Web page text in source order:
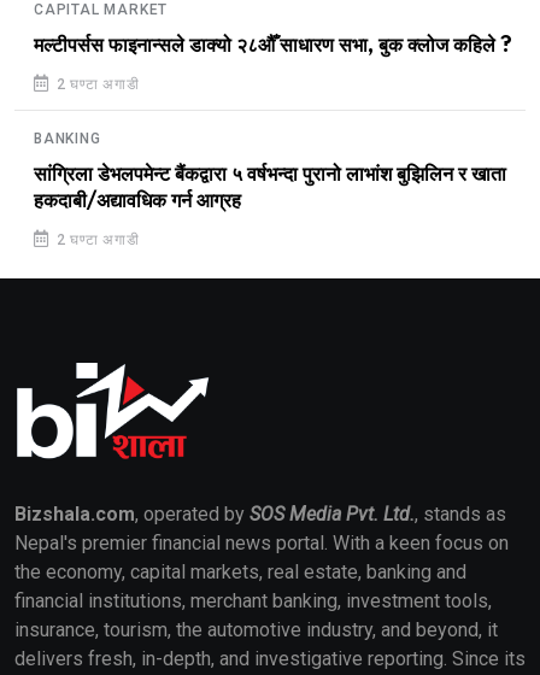
CAPITAL MARKET
मल्टीपर्सस फाइनान्सले डाक्यो २८औँ साधारण सभा, बुक क्लोज कहिले ?
2 घण्टा अगाडी
BANKING
सांग्रिला डेभलपमेन्ट बैंकद्वारा ५ वर्षभन्दा पुरानो लाभांश बुझिलिन र खाता
हकदाबी/अद्यावधिक गर्न आग्रह
2 घण्टा अगाडी
Bizshala.com, operated by SOS Media Pvt. Ltd., stands as
Nepal's premier financial news portal. With a keen focus on
the economy, capital markets, real estate, banking and
financial institutions, merchant banking, investment tools,
insurance, tourism, the automotive industry, and beyond, it
delivers fresh, in-depth, and investigative reporting. Since its